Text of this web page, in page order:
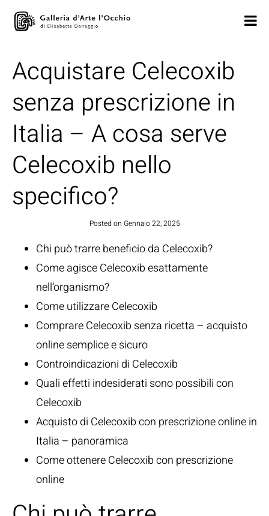
Acquistare Celecoxib
senza prescrizione in
Italia – A cosa serve
Celecoxib nello
specifico?
Posted on Gennaio 22, 2025
Chi può trarre beneficio da Celecoxib?
Come agisce Celecoxib esattamente
nell’organismo?
Come utilizzare Celecoxib
Comprare Celecoxib senza ricetta – acquisto
online semplice e sicuro
Controindicazioni di Celecoxib
Quali effetti indesiderati sono possibili con
Celecoxib
Acquisto di Celecoxib con prescrizione online in
Italia – panoramica
Come ottenere Celecoxib con prescrizione
online